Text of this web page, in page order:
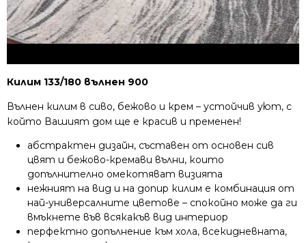
Килим 133/180 вълнен 900
Вълнен килим в сиво, бежово и крем – устойчив уют, с
който Вашият дом ще е красив и пременен!
абстрактен дизайн, съставен от основен сив
цвят и бежово-кремави вълни, които
допълнително омекотяват визията
нежният на вид и на допир килим е комбинация от
най-универсалните цветове – спокойно може да ги
вмъкнете във всякакъв вид интериор
перфектно допълнение към хола, всекидневната,